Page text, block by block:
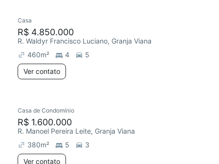
Casa
R$ 4.850.000
R. Waldyr Francisco Luciano, Granja Viana
460m² 4
5
Ver contato
Casa de Condomínio
R$ 1.600.000
R. Manoel Pereira Leite, Granja Viana
380m² 5
3
Ver contato